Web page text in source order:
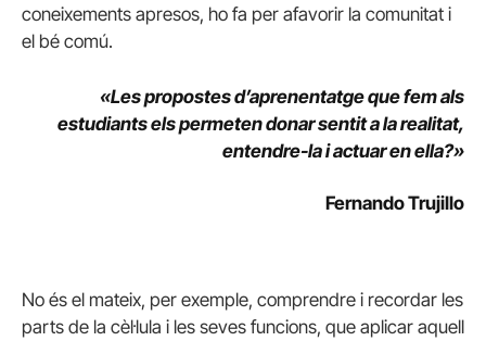
coneixements apresos, ho fa per afavorir la comunitat i
el bé comú.
«Les propostes d’aprenentatge que fem als
estudiants els permeten donar sentit a la realitat,
entendre-la i actuar en ella?»
Fernando Trujillo
No és el mateix, per exemple, comprendre i recordar les
parts de la cèl·lula i les seves funcions, que aplicar aquell